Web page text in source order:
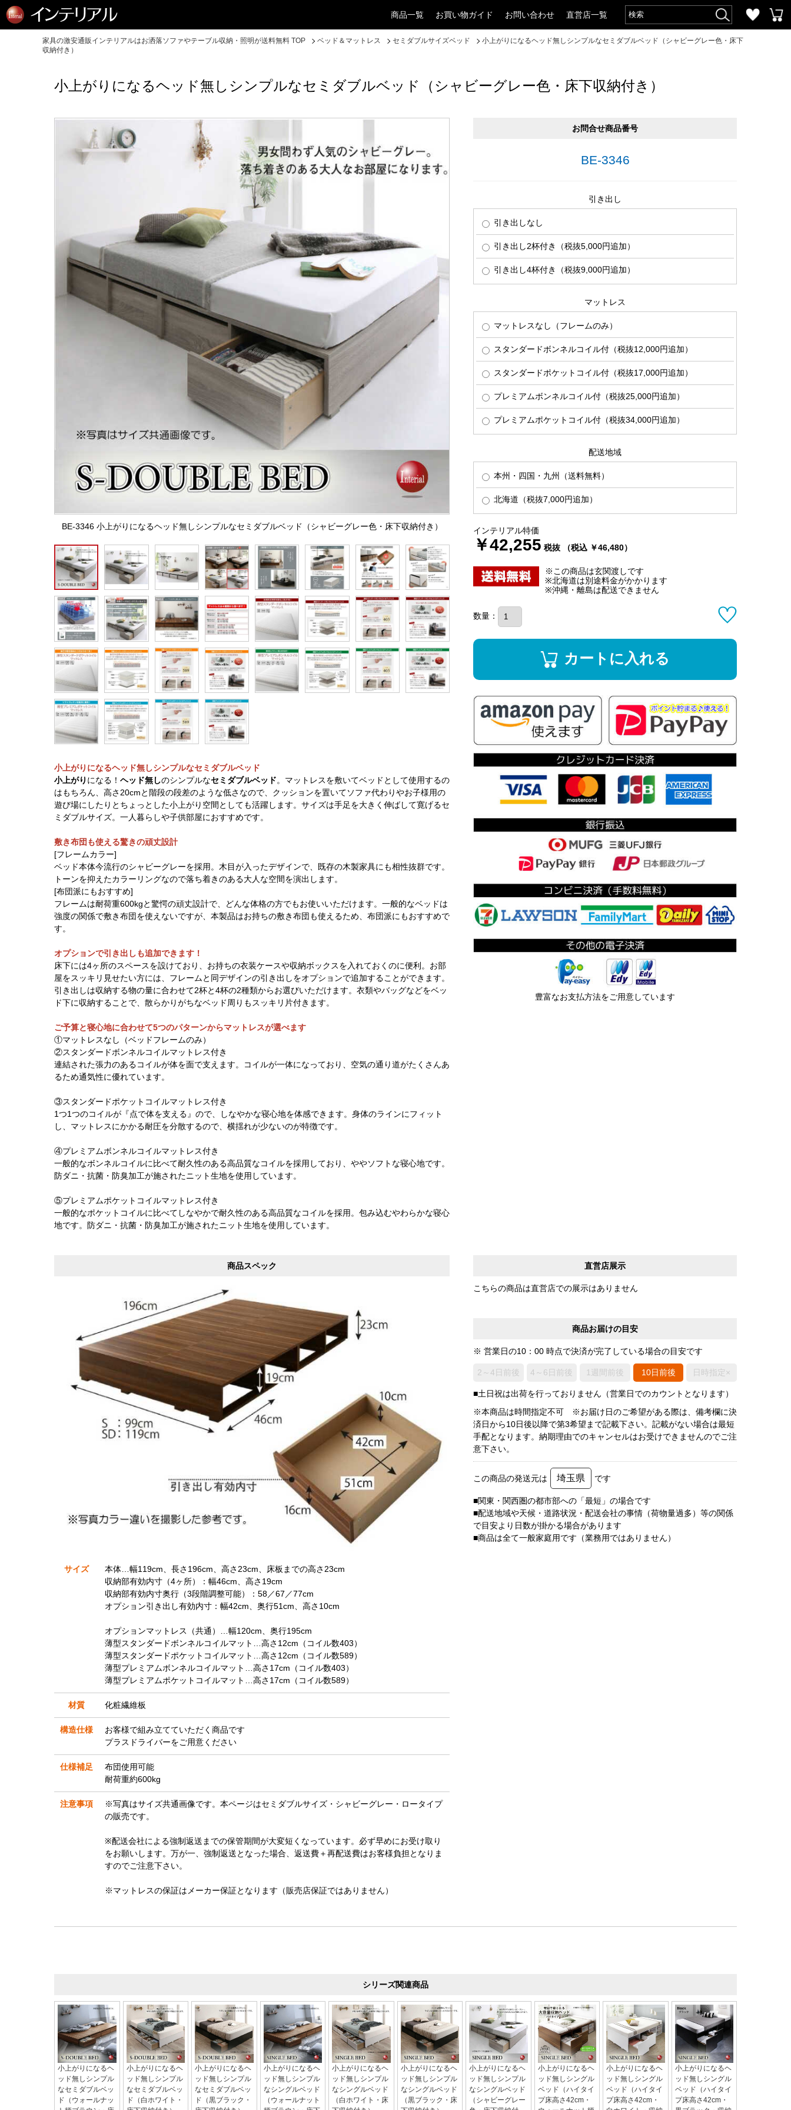
商品一覧 お買い物ガイド お問い合わせ 直営店一覧
家具の激安通販インテリアルはお洒落ソファやテーブル収納・照明が送料無料 TOP ベッド＆マットレス セミダブルサイズベッド
小上がりになるヘッド無しシンプルなセミダブルベッド（シャビーグレー色・床下
収納付き）
小上がりになるヘッド無しシンプルなセミダブルベッド（シャビーグレー色・床下収納付き）
BE-3346 小上がりになるヘッド無しシンプルなセミダブルベッド（シャビーグレー色・床下収納付き）
小上がりになるヘッド無しシンプルなセミダブルベッド
小上がり になる！ ヘッド無しのシンプルなセミダブルベッド。マットレスを敷いてベッドとして使用するの
はもちろん、高さ20cmと階段の段差のような低さなので、クッションを置いてソファ代わりやお子様用の
遊び場にしたりとちょっとした小上がり空間としても活躍します。サイズは手足を大きく伸ばして寛げるセ
ミダブルサイズ。一人暮らしや子供部屋におすすめです。
敷き布団も使える驚きの頑丈設計
[フレームカラー]
ベッド本体今流行のシャビーグレーを採用。木目が入ったデザインで、既存の木製家具にも相性抜群です。
トーンを抑えたカラーリングなので落ち着きのある大人な空間を演出します。
[布団派にもおすすめ]
フレームは耐荷重600kgと驚愕の頑丈設計で、どんな体格の方でもお使いいただけます。一般的なベッドは
強度の関係で敷き布団を使えないですが、本製品はお持ちの敷き布団も使えるため、布団派にもおすすめで
す。
オプションで引き出しも追加できます！
床下には4ヶ所のスペースを設けており、お持ちの衣装ケースや収納ボックスを入れておくのに便利。お部
屋をスッキリ見せたい方には、フレームと同デザインの引き出しをオプションで追加することができます。
引き出しは収納する物の量に合わせて2杯と4杯の2種類からお選びいただけます。衣類やバッグなどをベッ
ド下に収納することで、散らかりがちなベッド周りもスッキリ片付きます。
ご予算と寝心地に合わせて5つのパターンからマットレスが選べます
①マットレスなし（ベッドフレームのみ）
②スタンダードボンネルコイルマットレス付き
連結された張力のあるコイルが体を面で支えます。コイルが一体になっており、空気の通り道がたくさんあ
るため通気性に優れています。
③スタンダードポケットコイルマットレス付き
1つ1つのコイルが『点で体を支える』ので、しなやかな寝心地を体感できます。身体のラインにフィット
し、マットレスにかかる耐圧を分散するので、横揺れが少ないのが特徴です。
④プレミアムボンネルコイルマットレス付き
一般的なボンネルコイルに比べて耐久性のある高品質なコイルを採用しており、ややソフトな寝心地です。
防ダニ・抗菌・防臭加工が施されたニット生地を使用しています。
⑤プレミアムポケットコイルマットレス付き
一般的なポケットコイルに比べてしなやかで耐久性のある高品質なコイルを採用。包み込むやわらかな寝心
地です。防ダニ・抗菌・防臭加工が施されたニット生地を使用しています。
お問合せ商品番号
BE-3346
引き出し
引き出しなし
引き出し2杯付き（税抜5,000円追加）
引き出し4杯付き（税抜9,000円追加）
マットレス
マットレスなし（フレームのみ）
スタンダードボンネルコイル付（税抜12,000円追加）
スタンダードポケットコイル付（税抜17,000円追加）
プレミアムボンネルコイル付（税抜25,000円追加）
プレミアムポケットコイル付（税抜34,000円追加）
配送地域
本州・四国・九州（送料無料）
北海道（税抜7,000円追加）
インテリアル特価
￥42,255 税抜 （税込 ￥46,480）
※この商品は玄関渡しです
※北海道は別途料金がかかります
※沖縄・離島は配送できません
数量：
カートに入れる
豊富なお支払方法をご用意しています
直営店展示
こちらの商品は直営店での展示はありません
商品お届けの目安
※ 営業日の10：00 時点で決済が完了している場合の目安です
2～4日前後 4～6日前後 1週間前後 10日前後 日時指定×
■土日祝は出荷を行っておりません（営業日でのカウントとなります）
※本商品は時間指定不可 ※お届け日のご希望がある際は、備考欄に決
済日から10日後以降で第3希望まで記載下さい。記載がない場合は最短
手配となります。納期理由でのキャンセルはお受けできませんのでご注
意下さい。
この商品の発送元は 埼玉県 です
■関東・関西圏の都市部への「最短」の場合です
■配送地域や天候・道路状況・配送会社の事情（荷物量過多）等の関係
で目安より日数が掛かる場合があります
■商品は全て一般家庭用です（業務用ではありません）
商品スペック
サイズ
本体…幅119cm、長さ196cm、高さ23cm、床板までの高さ23cm
収納部有効内寸（4ヶ所）：幅46cm、高さ19cm
収納部有効内寸奥行（3段階調整可能）：58／67／77cm
オプション引き出し有効内寸：幅42cm、奥行51cm、高さ10cm
オプションマットレス（共通）…幅120cm、奥行195cm
薄型スタンダードボンネルコイルマット…高さ12cm（コイル数403）
薄型スタンダードポケットコイルマット…高さ12cm（コイル数589）
薄型プレミアムボンネルコイルマット…高さ17cm（コイル数403）
薄型プレミアムポケットコイルマット…高さ17cm（コイル数589）
材質 化粧繊維板
構造仕様
お客様で組み立てていただく商品です
プラスドライバーをご用意ください
仕様補足
布団使用可能
耐荷重約600kg
注意事項
※写真はサイズ共通画像です。本ページはセミダブルサイズ・シャビーグレー・ロータイプ
の販売です。
※配送会社による強制返送までの保管期間が大変短くなっています。必ず早めにお受け取り
をお願いします。万が一、強制返送となった場合、返送費＋再配送費はお客様負担となりま
すのでご注意下さい。
※マットレスの保証はメーカー保証となります（販売店保証ではありません）
シリーズ関連商品
小上がりになるヘ
ッド無しシンプル
なセミダブルベッ
ド（ウォールナッ
小上がりになるヘ
ッド無しシンプル
なセミダブルベッ
ド（白ホワイト・
小上がりになるヘ
ッド無しシンプル
なセミダブルベッ
ド（黒ブラック・
小上がりになるヘ
ッド無しシンプル
なシングルベッド
（ウォールナット
小上がりになるヘ
ッド無しシンプル
なシングルベッド
（白ホワイト・床
小上がりになるヘ
ッド無しシンプル
なシングルベッド
（黒ブラック・床
小上がりになるヘ
ッド無しシンプル
なシングルベッド
（シャビーグレー
小上がりになるヘ
ッド無しシングル
ベッド（ハイタイ
プ床高さ42cm・
小上がりになるヘ
ッド無しシングル
ベッド（ハイタイ
プ床高さ42cm・
小上がりになるヘ
ッド無しシングル
ベッド（ハイタイ
プ床高さ42cm・